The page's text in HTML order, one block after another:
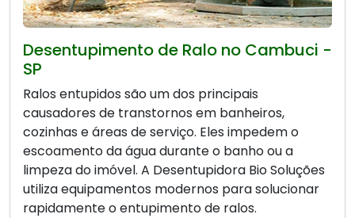
Desentupimento de Ralo no Cambuci -
SP
Ralos entupidos são um dos principais
causadores de transtornos em banheiros,
cozinhas e áreas de serviço. Eles impedem o
escoamento da água durante o banho ou a
limpeza do imóvel. A Desentupidora Bio Soluções
utiliza equipamentos modernos para solucionar
rapidamente o entupimento de ralos.